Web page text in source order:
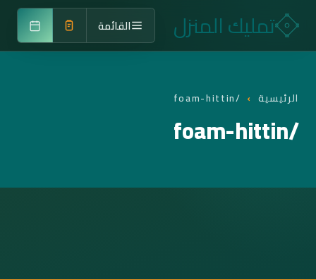
تمليك المنزل القائمة
الرئيسية ›
/foam-hittin
/foam-hittin